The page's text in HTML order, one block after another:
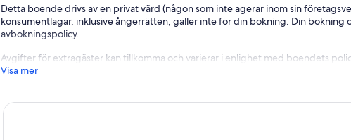
Detta boende drivs av en privat värd (någon som inte agerar inom sin
konsumentlagar, inklusive ångerrätten, gäller inte för din bokning. Din bokning
avbokningspolicy.
Avgifter för extragäster kan tillkomma och varierar i enlighet med boendets
Visa mer